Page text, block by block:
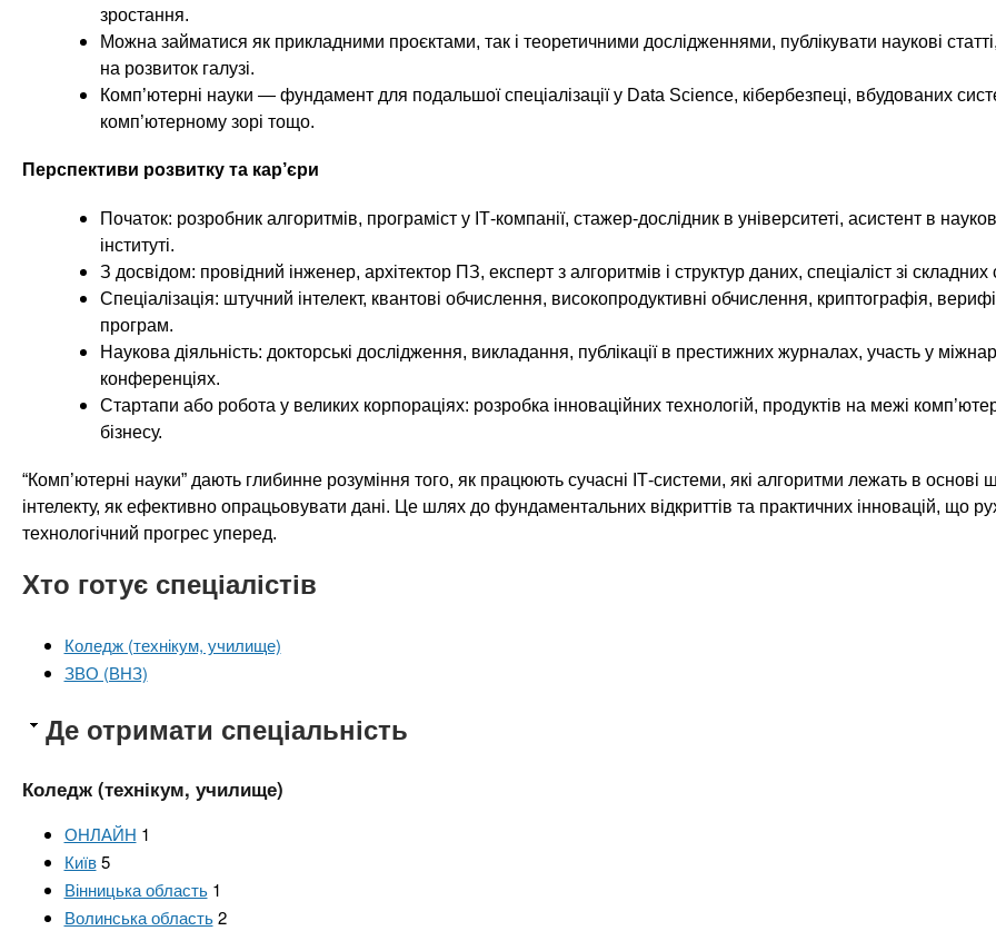
зростання.
Можна займатися як прикладними проєктами, так і теоретичними дослідженнями, публікувати наукові
на розвиток галузі.
Комп’ютерні науки — фундамент для подальшої спеціалізації у Data Science, кібербезпеці, вбудованих
комп’ютерному зорі тощо.
Перспективи розвитку та кар’єри
Початок: розробник алгоритмів, програміст у ІТ-компанії, стажер-дослідник в університеті, асистент в
інституті.
З досвідом: провідний інженер, архітектор ПЗ, експерт з алгоритмів і структур даних, спеціаліст зі складних
Спеціалізація: штучний інтелект, квантові обчислення, високопродуктивні обчислення, криптографія,
програм.
Наукова діяльність: докторські дослідження, викладання, публікації в престижних журналах, участь у
конференціях.
Стартапи або робота у великих корпораціях: розробка інноваційних технологій, продуктів на межі
бізнесу.
“Комп’ютерні науки” дають глибинне розуміння того, як працюють сучасні ІТ-системи, які алгоритми лежать в основі
інтелекту, як ефективно опрацьовувати дані. Це шлях до фундаментальних відкриттів та практичних інновацій, що
технологічний прогрес уперед.
Хто готує спеціалістів
Коледж (технікум, училище)
ЗВО (ВНЗ)
Де отримати спеціальність
Коледж (технікум, училище)
ОНЛАЙН 1
Київ 5
Вінницька область 1
Волинська область 2